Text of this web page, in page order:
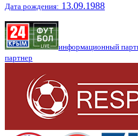
Дата рождения: 13.09.1988
информационный
партнер